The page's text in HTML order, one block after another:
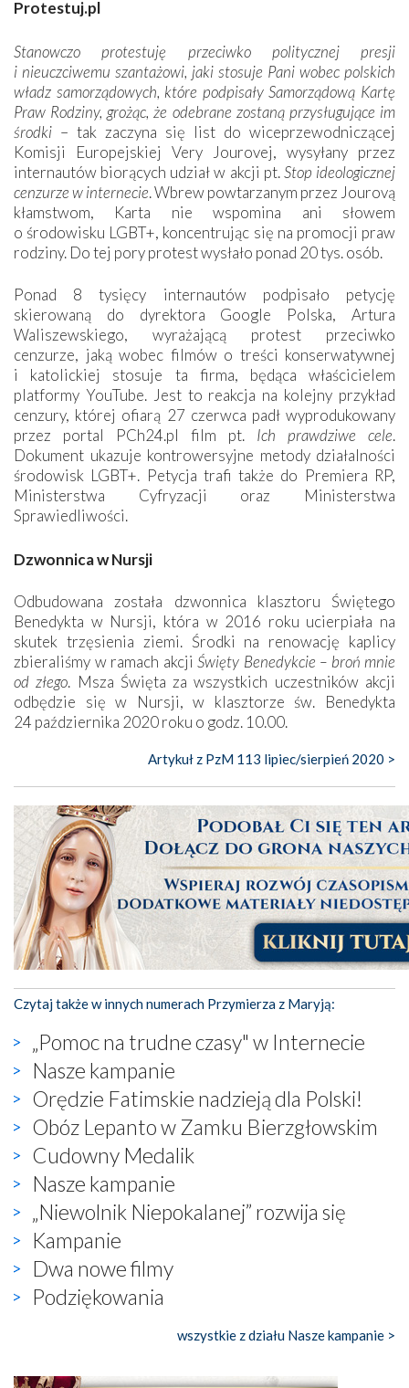
Protestuj.pl
Stanowczo protestuję przeciwko politycznej presji
i nieuczciwemu szantażowi, jaki stosuje Pani wobec polskich
władz samorządowych, które podpisały Samorządową Kartę
Praw Rodziny, grożąc, że odebrane zostaną przysługujące im
środki – tak zaczyna się list do wiceprzewodniczącej
Komisji Europejskiej Very Jourovej, wysyłany przez
internautów biorących udział w akcji pt.Stop ideologicznej
cenzurze w internecie. Wbrew powtarzanym przez Jourovą
kłamstwom, Karta nie wspomina ani słowem
o środowisku LGBT+, koncentrując się na promocji praw
rodziny. Do tej pory protest wysłało ponad 20 tys. osób.
Ponad 8 tysięcy internautów podpisało petycję
skierowaną do dyrektora Google Polska, Artura
Waliszewskiego, wyrażającą protest przeciwko
cenzurze, jaką wobec filmów o treści konserwatywnej
i katolickiej stosuje ta firma, będąca właścicielem
platformy YouTube. Jest to reakcja na kolejny przykład
cenzury, której ofiarą 27 czerwca padł wyprodukowany
przez portal PCh24.pl film pt. Ich prawdziwe cele.
Dokument ukazuje kontrowersyjne metody działalności
środowisk LGBT+. Petycja trafi także do Premiera RP,
Ministerstwa Cyfryzacji oraz Ministerstwa
Sprawiedliwości.
Dzwonnica w Nursji
Odbudowana została dzwonnica klasztoru Świętego
Benedykta w Nursji, która w 2016 roku ucierpiała na
skutek trzęsienia ziemi. Środki na renowację kaplicy
zbieraliśmy w ramach akcji Święty Benedykcie – broń mnie
od złego. Msza Święta za wszystkich uczestników akcji
odbędzie się w Nursji, w klasztorze św. Benedykta
24 października 2020 roku o godz. 10.00.
Artykuł z PzM 113 lipiec/sierpień 2020 >
Czytaj także w innych numerach Przymierza z Maryją:
„Pomoc na trudne czasy" w Internecie
Nasze kampanie
Orędzie Fatimskie nadzieją dla Polski!
Obóz Lepanto w Zamku Bierzgłowskim
Cudowny Medalik
Nasze kampanie
„Niewolnik Niepokalanej” rozwija się
Kampanie
Dwa nowe filmy
Podziękowania
wszystkie z działu Nasze kampanie >